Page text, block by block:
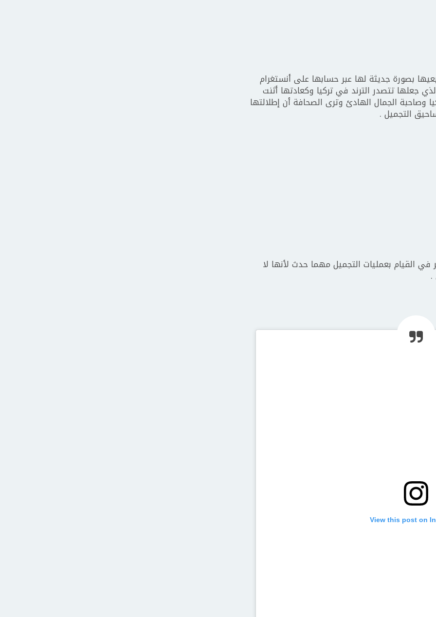
بصورة جديثة لها عبر حسابها على أنستغرام
جعلها تتصدر الترند في تركيا وكعادتها أثنت
وصاحبة الجمال الهادئ وترى الصحافة أن إطلالتها
التجميل .
في القيام بعمليات التجميل مهما حدث لأنها لا
.
View this post on